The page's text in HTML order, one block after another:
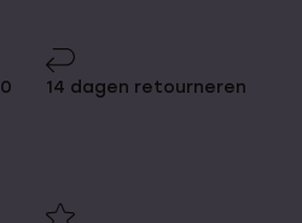
14 dagen retourneren